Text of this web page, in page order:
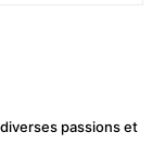
passions et